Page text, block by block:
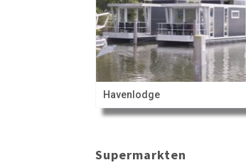
Havenlodge
Supermarkten